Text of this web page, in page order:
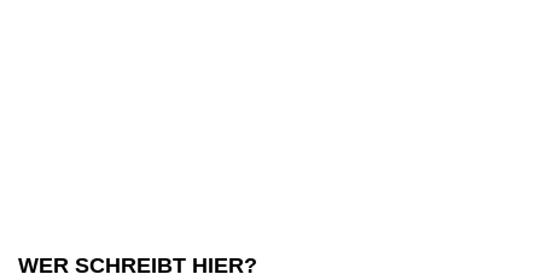
WER SCHREIBT HIER?